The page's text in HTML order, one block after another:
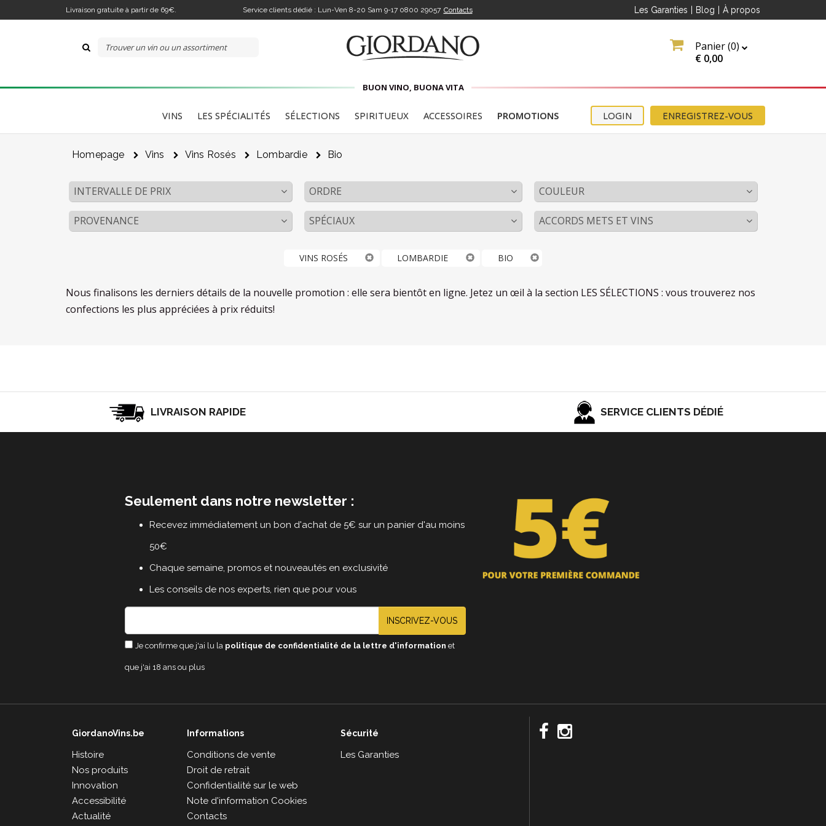
Livraison gratuite à partir de 69€. Service clients dédié : Lun-Ven 8-20 Sam 9-170800 29057 Contacts Les Garanties Blog À propos
Panier (0)
€ 0,00
BUON VINO, BUONA VITA
VINS LES SPÉCIALITÉS SÉLECTIONS SPIRITUEUX ACCESSOIRES PROMOTIONS ENREGISTREZ-VOUS
LOGIN
Homepage Vins Vins Rosés Lombardie Bio
INTERVALLE DE PRIX ORDRE COULEUR
PROVENANCE SPÉCIAUX ACCORDS METS ET VINS
VINS ROSÉS LOMBARDIE BIO
Nous finalisons les derniers détails de la nouvelle promotion : elle sera bientôt en ligne. Jetez un œil à la section LES SÉLECTIONS : vous trouverez nos
confections les plus appréciées à prix réduits!
LIVRAISON RAPIDE SERVICE CLIENTS DÉDIÉ
Seulement dans notre newsletter :
Recevez immédiatement un bon d'achat de 5€ sur un panier d'au moins
50€
Chaque semaine, promos et nouveautés en exclusivité
Les conseils de nos experts, rien que pour vous
INSCRIVEZ-VOUS
Je confirme que j'ai lu la politique de confidentialité de la lettre d'information et
que j'ai 18 ans ou plus
GiordanoVins.be
Histoire
Nos produits
Innovation
Accessibilité
Actualité
Informations
Conditions de vente
Droit de retrait
Confidentialité sur le web
Note d'information Cookies
Contacts
Sécurité
Les Garanties